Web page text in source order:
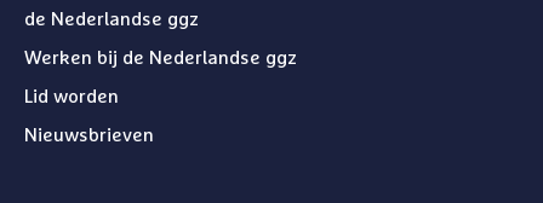
de Nederlandse ggz
Werken bij de Nederlandse ggz
Lid worden
Nieuwsbrieven